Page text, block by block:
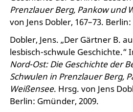
Prenzlauer Berg, Pankow und
von Jens Dobler, 167–73.
Dobler, Jens. „Der Gärtner B.
lesbisch-schwule Geschichte.“
Nord-Ost: Die Geschichte der
Schwulen in Prenzlauer Berg,
Weißensee. Hrsg. von Jens
Berlin: Gmünder, 2009.